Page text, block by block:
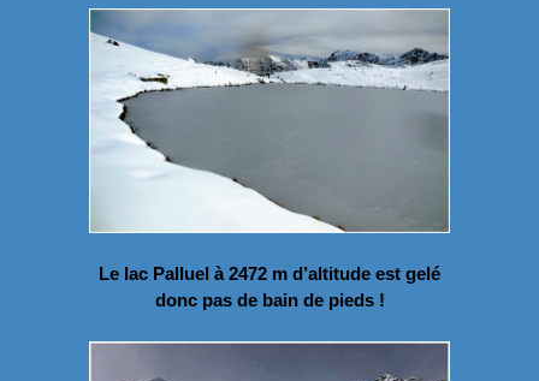
Le lac Palluel à 2472 m d’altitude est gelé
donc pas de bain de pieds !